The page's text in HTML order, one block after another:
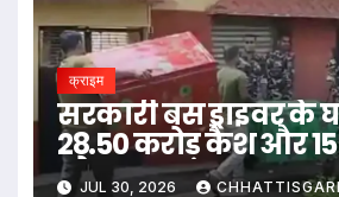
क्राइम
सरकारी बस ड्राइवर के
28.50 करोड़ कैश और
सोना
JUL 30, 2026